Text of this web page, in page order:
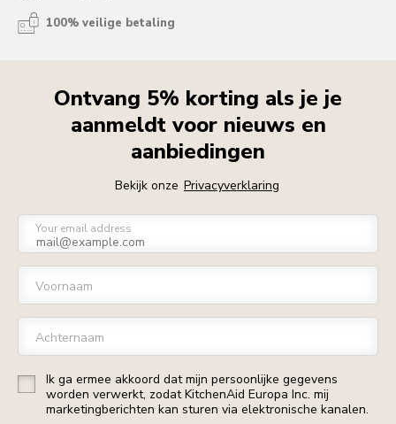
100% veilige betaling
Ontvang 5% korting als je je
aanmeldt voor nieuws en
aanbiedingen
Bekijk onze Privacyverklaring
Your email address
Voornaam
Achternaam
Ik ga ermee akkoord dat mijn persoonlijke gegevens
worden verwerkt, zodat KitchenAid Europa Inc. mij
marketingberichten kan sturen via elektronische kanalen.